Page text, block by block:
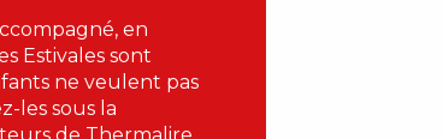
en
Estivales sont
ne veulent pas
les sous la